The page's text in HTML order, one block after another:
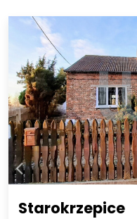
Starokrzepice